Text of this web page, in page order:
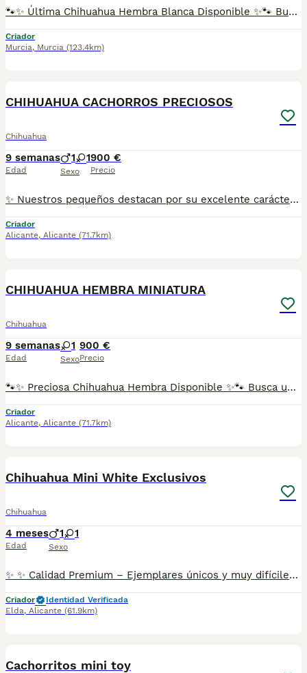
🐾✨ Última Chihuahua Hembra Blanca Disponible ✨🐾 Busca una familia responsable y cariñosa esta preciosa Chihuahua de color blanco 🤍. Es la última hembrita blanca disponible, muy pequeñita, dulce, encantadora y realmente espectacular, criada con mucho cariño y atención. ✅ Se entrega con: 🐶 Vacuna correspondiente a su edad. 📖 Cartilla sanitaria. 💊 Desparasitación al día. 🩺 Revisión veterinaria completa. 📸 Las fotografías son 100 % reales de la cachorrita. No utilizamos fotos de internet ni pertenecemos a multicriaderos. Lo que ves es exactamente la pequeñina que está disponible, una cachorrita de una belleza espectacular. 📹 Envío vídeos por WhatsApp para que puedas verla con total tranquilidad y comprobar lo bonita, cariñosa y especial que es. 🚚 Posibilidad de envío a toda España.
Criador
Murcia, Murcia (123.4km)
CHIHUAHUA CACHORROS PRECIOSOS
Chihuahua
9 semanas
Edad
1 1
Sexo
900 €
Precio
✨ Nuestros pequeños destacan por su excelente carácter, tamaño y gran belleza. Han sido criados en un ambiente familiar, rodeados de mucho cariño ❤️, perfectamente socializados y acostumbrados al contacto con personas y a los ruidos habituales del hogar. 💉 Se entregan con todas sus cositas al día, vacuna, desparasitación, cartilla sanitaria pasaporte y revisión veterinaria realizada, listos para empezar una nueva vida junto a su familia. 🏡 🐾 Los padres son ejemplares sanos, de excelente línea y con el carácter cariñoso, alegre y juguetón que hace tan especial a esta raza. 💖 Buscamos para ellos hogares donde reciban todo el amor y los cuidados que merecen. Son pequeños llenos de ternura, ideales para convertirse en un miembro más de la familia y regalar momentos inolvidables. 🥰 📩 Si quieres más información, fotos o vídeos, no dudes en contactar. Estaremos encantados de atenderte. Solo personas realmente interesadas. 💕
Criador
Alicante, Alicante (71.7km)
CHIHUAHUA HEMBRA MINIATURA
Chihuahua
9 semanas
Edad
1
Sexo
900 €
Precio
🐾✨ Preciosa Chihuahua Hembra Disponible ✨🐾 Busca una familia responsable y cariñosa esta preciosa Chihuahua de color blanco 🤍. Es una cachorrita muy pequeñita, dulce y encantadora, criada con mucho cariño y atención. ✅ Se entrega con: 🐶 Vacuna correspondiente a su edad. 📖 Cartilla sanitaria. 💊 Desparasitación al día. 🩺 Revisión veterinaria completa. 📸 Las fotografías son 100% reales de la cachorrita. No utilizamos fotos de internet ni pertenecemos a multicriaderos. Lo que ves es exactamente la pequeñina que está disponible. 📹 Envío vídeos por WhatsApp para que puedas verla con total tranquilidad y comprobar lo bonita y cariñosa que es. 🚚 Posibilidad de envío a toda España. Para formalizar la reserva se solicita una señal mínima de 200 €. Si buscas una compañera pequeña, adorable y llena de ternura, no dudes en contactar. Estaré encantado de resolver cualquier duda y facilitar más información. ❤️🐾
Criador
Alicante, Alicante (71.7km)
Chihuahua Mini White Exclusivos
Chihuahua
4 meses
Edad
1 1
Sexo
✨ ✨ Calidad Premium – Ejemplares únicos y muy difíciles de encontrar Disponibles preciosa hembra y macho Chihuahua blancos, de alta calidad y líneas selectas, criados con máxima dedicación en ambiente familiar y bajo supervisión constante. 🐾 Características destacadas: • Color blanco puro, muy exclusivo • Disponibles hembra y macho • Cabeza de manzana, hocico corto y estructura compacta • Tamaño toy / posible super toy • Ejemplares muy finos y elegantes • Excelente genética y tipicidad racial 🏆 Criadero Premium y responsable: • Criados en ambiente familiar, con atención diaria • Máximo cuidado desde el nacimiento • Padres seleccionados por belleza, salud y carácter • Socialización temprana para un desarrollo equilibrado • Alta calidad genética y sanitaria 📋 Se entregan con: ✔ Vacunas al día según edad ✔ Microchip implantado ✔ Cartilla veterinaria oficial ✔ Desparasitaciones correspondientes ✔ Revisión veterinaria antes de la entrega ✔ Opción de pedigree ✔ Asesoramiento antes y después de la entrega 🚚 Disponibilidad para toda España, con entregas seguras y responsables. 💎 Ejemplares muy exclusivos, ideales para quienes buscan un Chihuahua blanco de máxima calidad y tamaño reducido. 📩 Se envían fotos y vídeos actualizados por privado. Solo personas realmente interesadas en calidad premium.
Criador
Identidad Verificada
Elda, Alicante (61.9km)
Cachorritos mini toy